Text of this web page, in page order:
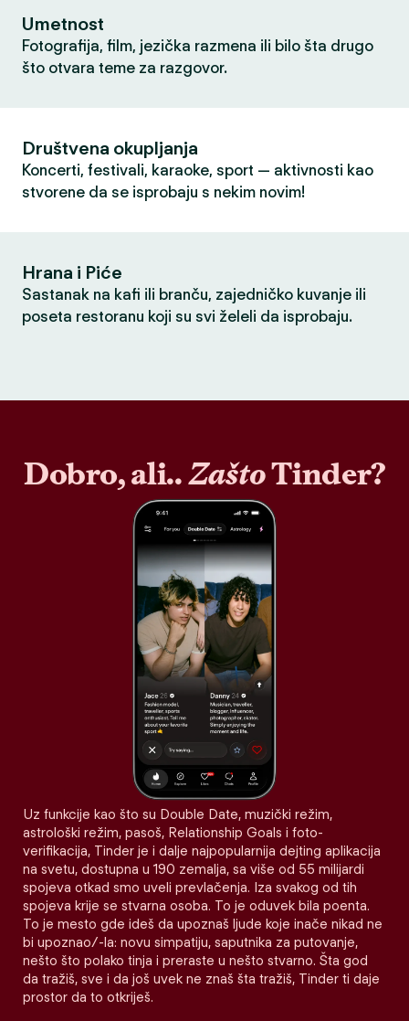
Umetnost
Fotografija, film, jezička razmena ili bilo šta drugo
što otvara teme za razgovor.
Društvena okupljanja
Koncerti, festivali, karaoke, sport — aktivnosti kao
stvorene da se isprobaju s nekim novim!
Hrana i Piće
Sastanak na kafi ili branču, zajedničko kuvanje ili
poseta restoranu koji su svi želeli da isprobaju.
Dobro, ali..ZaštoTinder?
Uz funkcije kao što su Double Date, muzički režim,
astrološki režim, pasoš, Relationship Goals i foto-
verifikacija, Tinder je i dalje najpopularnija dejting aplikacija
na svetu, dostupna u 190 zemalja, sa više od 55 milijardi
spojeva otkad smo uveli prevlačenja. Iza svakog od tih
spojeva krije se stvarna osoba. To je oduvek bila poenta.
To je mesto gde ideš da upoznaš ljude koje inače nikad ne
bi upoznao/-la: novu simpatiju, saputnika za putovanje,
nešto što polako tinja i preraste u nešto stvarno. Šta god
da tražiš, sve i da još uvek ne znaš šta tražiš, Tinder ti daje
prostor da to otkriješ.